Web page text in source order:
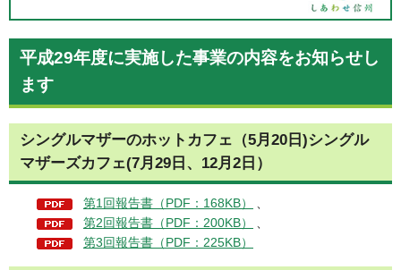
平成29年度に実施した事業の内容をお知らせし
ます
シングルマザーのホットカフェ（5月20日)シングル
マザーズカフェ(7月29日、12月2日）
第1回報告書（PDF：168KB）
第2回報告書（PDF：200KB）
第3回報告書（PDF：225KB）